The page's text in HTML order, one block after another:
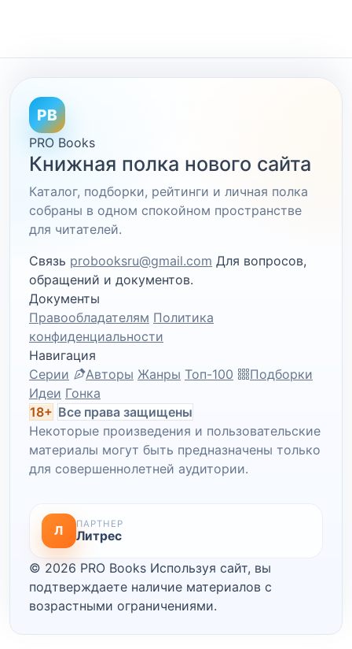
PB
PRO Books
Книжная полка нового сайта
Каталог, подборки, рейтинги и личная полка
собраны в одном спокойном пространстве
для читателей.
Связь probooksru@gmail.com Для вопросов,
обращений и документов.
Документы
Правообладателям Политика
конфиденциальности
Навигация
Серии
Авторы Жанры Топ-100
Подборки
Идеи Гонка
18+ Все права защищены
Некоторые произведения и пользовательские
материалы могут быть предназначены только
для совершеннолетней аудитории.
Л ПАРТНЕР
Литрес
© 2026 PRO Books Используя сайт, вы
подтверждаете наличие материалов с
возрастными ограничениями.